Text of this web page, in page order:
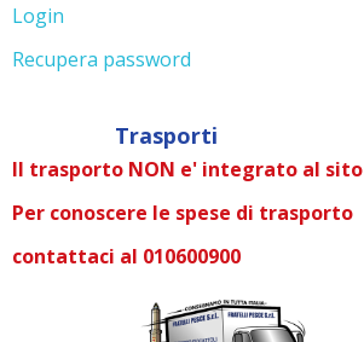
Login
Recupera password
Trasporti
Il trasporto NON e' integrato al sito
Per conoscere le spese di trasporto
contattaci al 010600900